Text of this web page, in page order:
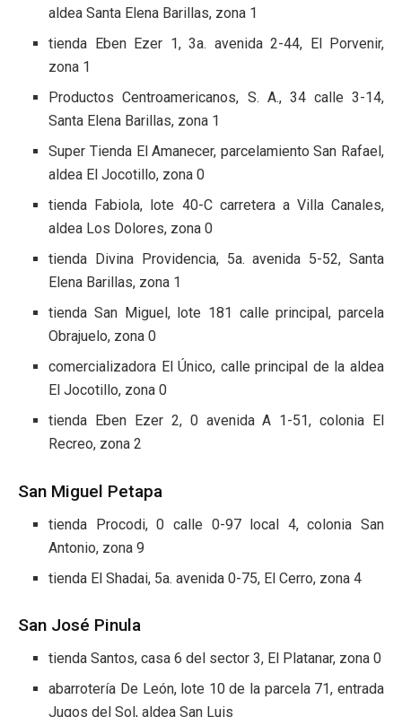
aldea Santa Elena Barillas, zona 1
tienda Eben Ezer 1, 3a. avenida 2-44, El Porvenir,
zona 1
Productos Centroamericanos, S. A., 34 calle 3-14,
Santa Elena Barillas, zona 1
Super Tienda El Amanecer, parcelamiento San Rafael,
aldea El Jocotillo, zona 0
tienda Fabiola, lote 40-C carretera a Villa Canales,
aldea Los Dolores, zona 0
tienda Divina Providencia, 5a. avenida 5-52, Santa
Elena Barillas, zona 1
tienda San Miguel, lote 181 calle principal, parcela
Obrajuelo, zona 0
comercializadora El Único, calle principal de la aldea
El Jocotillo, zona 0
tienda Eben Ezer 2, 0 avenida A 1-51, colonia El
Recreo, zona 2
San Miguel Petapa
tienda Procodi, 0 calle 0-97 local 4, colonia San
Antonio, zona 9
tienda El Shadai, 5a. avenida 0-75, El Cerro, zona 4
San José Pinula
tienda Santos, casa 6 del sector 3, El Platanar, zona 0
abarrotería De León, lote 10 de la parcela 71, entrada
Jugos del Sol, aldea San Luis